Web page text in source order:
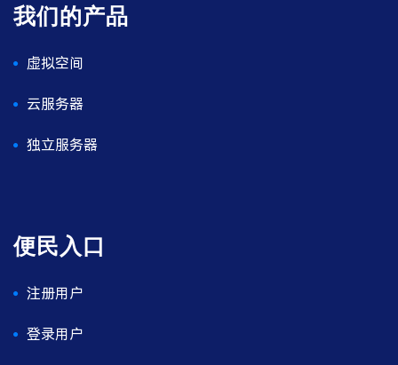
我们的产品
虚拟空间
云服务器
独立服务器
便民入口
注册用户
登录用户